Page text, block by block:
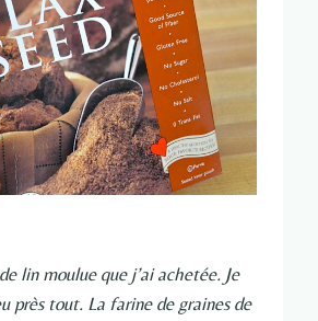
lin moulue que j’ai achetée. Je
près tout. La farine de graines de